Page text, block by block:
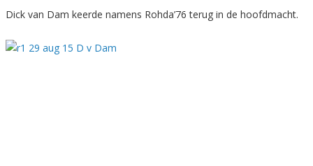
Dick van Dam keerde namens Rohda’76 terug in de hoofdmacht.